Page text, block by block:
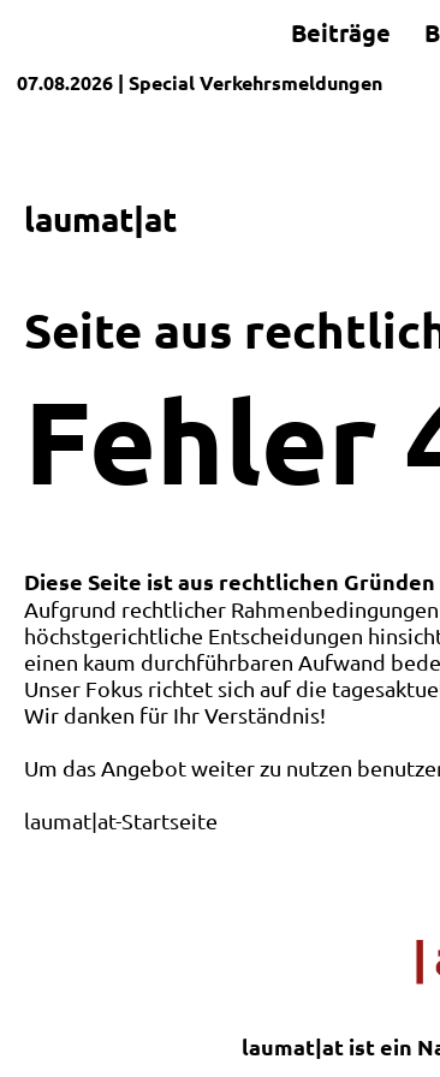
Beiträge
07.08.2026 | SpecialVerkehrsmeldungen
laumat|at
Seite aus
Fehler
Diese Seite ist aus rechtlichen
Aufgrund rechtlicher
höchstgerichtliche Entscheidungen
einen kaum durchführbaren Aufwand
Unser Fokus richtet sich auf die
Wir danken für Ihr Verständnis!
Um das Angebot weiter zu nutzen
laumat|at-Startseite
laumat|at ist ein